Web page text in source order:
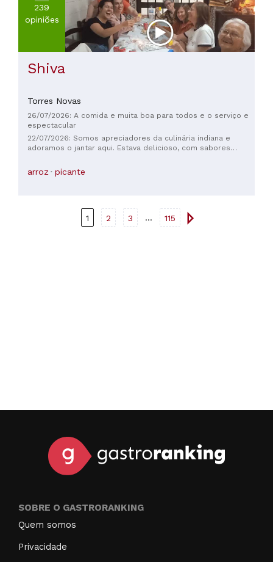
239
opiniões
Shiva
Torres Novas
26/07/2026: A comida e muita boa para todos e o serviço e
espectacular
22/07/2026: Somos apreciadores da culinária indiana e
adoramos o jantar aqui. Estava delicioso, com sabores
é muito difícil de encontrar na comida do norte da Índia, e
estava muito sattvico e puro. Muito obrigada! O atendimento
arroz picante
1 2 3 ... 115
SOBRE O GASTRORANKING
Quem somos
Privacidade